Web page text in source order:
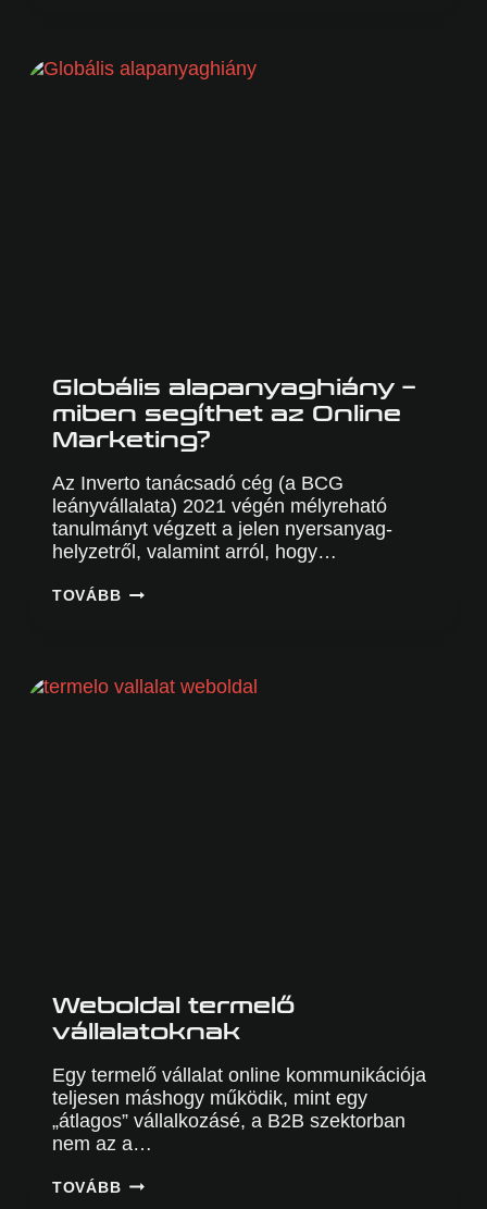
Globális alapanyaghiány –
miben segíthet az Online
Marketing?
Az Inverto tanácsadó cég (a BCG
leányvállalata) 2021 végén mélyreható
tanulmányt végzett a jelen nyersanyag-
helyzetről, valamint arról, hogy…
TOVÁBB GLOBÁLIS
AZ
Weboldal termelő
vállalatoknak
Egy termelő vállalat online kommunikációja
teljesen máshogy működik, mint egy
„átlagos” vállalkozásé, a B2B szektorban
nem az a…
TOVÁBB WEBOLDAL